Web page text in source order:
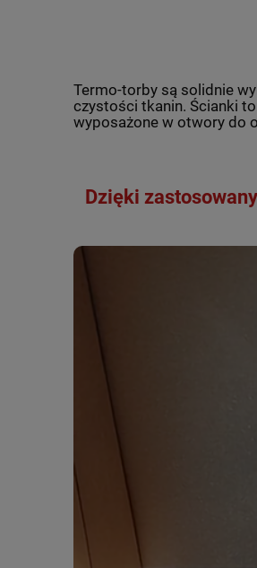
Termo-torby są solidnie
czystości tkanin. Ścianki
wyposażone w otwory do
Dzięki